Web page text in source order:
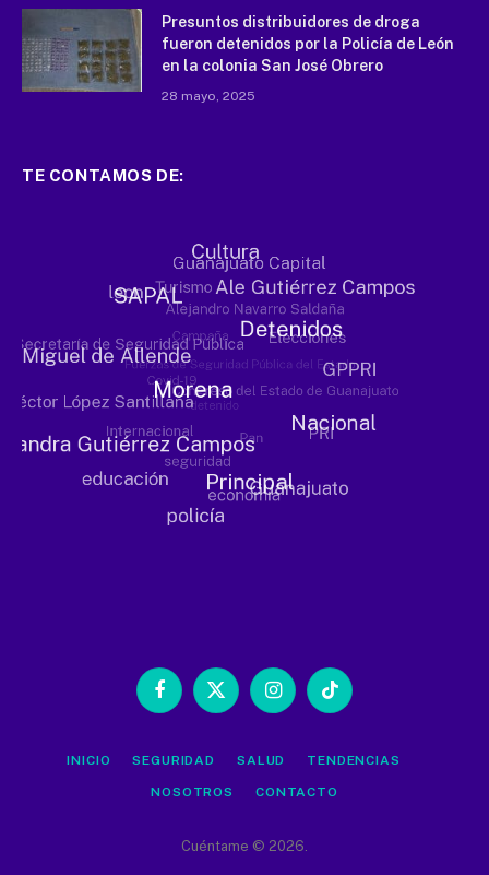
Presuntos distribuidores de droga
fueron detenidos por la Policía de León
en la colonia San José Obrero
28 mayo, 2025
TE CONTAMOS DE:
Facebook
X
InstagramTikTok
INICIO SEGURIDAD SALUD TENDENCIAS
NOSOTROS CONTACTO
Cuéntame © 2026.